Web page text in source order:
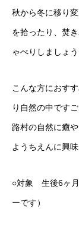
秋から冬に移り
を拾ったり、焚
ゃべりしましょ
こんな方におす
り自然の中です
路村の自然に癒
ようちえんに興
○対象 生後6ヶ月
ーです）